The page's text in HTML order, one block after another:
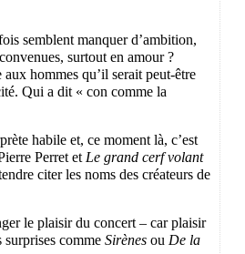
semblent manquer d’ambition,
surtout en amour ?
hommes qu’il serait peut-être
Qui a dit « con comme la
habile et, ce moment là, c’est
Perret et Le grand cerf volant
citer les noms des créateurs de
le plaisir du concert – car plaisir
surprises comme Sirènes ou De la